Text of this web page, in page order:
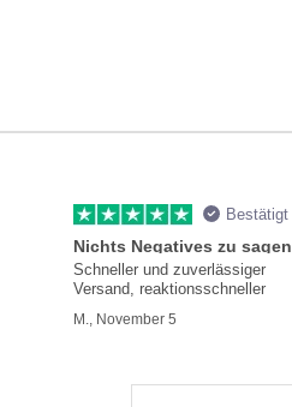
Bestätigt
Nichts Negatives zu sagen
Schneller und zuverlässiger
Versand, reaktionsschneller
M., November 5